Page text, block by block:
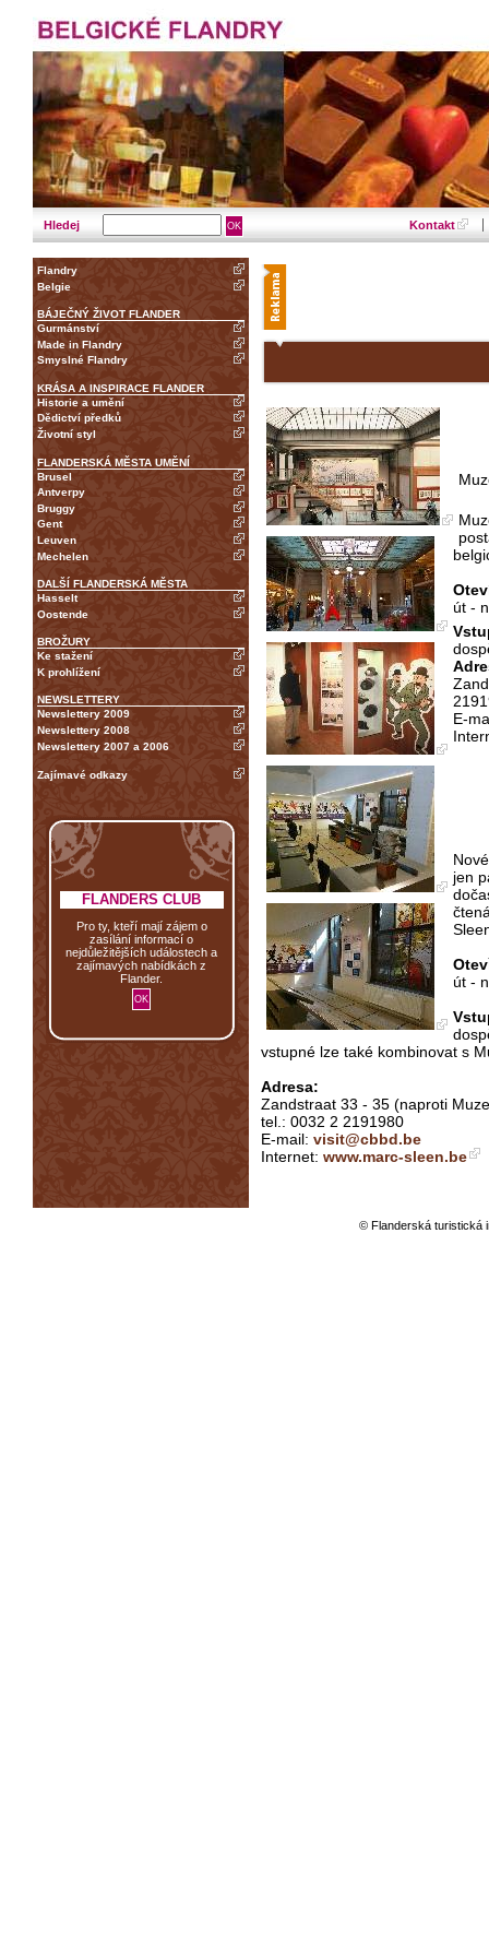
Hledej Kontakt
Flandry
Belgie
BÁJEČNÝ ŽIVOT FLANDER
Gurmánství
Made in Flandry
Smyslné Flandry
KRÁSA A INSPIRACE FLANDER
Historie a umění
Dědictví předků
Životní styl
FLANDERSKÁ MĚSTA UMĚNÍ
Brusel
Antverpy
Bruggy
Gent
Leuven
Mechelen
DALŠÍ FLANDERSKÁ MĚSTA
Hasselt
Oostende
BROŽURY
Ke stažení
K prohlížení
NEWSLETTERY
Newslettery 2009
Newslettery 2008
Newslettery 2007 a 2006
Zajímavé odkazy
FLANDERS CLUB
Pro ty, kteří mají zájem o
zasílání informací o
nejdůležitějších událostech a
zajímavých nabídkách z
Flander.
út -
E-
jen
út -
vstupné lze také kombinovat s
Adresa:
Zandstraat 33 - 35 (naproti
tel.: 0032 2 2191980
E-mail: visit@cbbd.be
Internet: www.marc-sleen.be
© Flanderská turistická